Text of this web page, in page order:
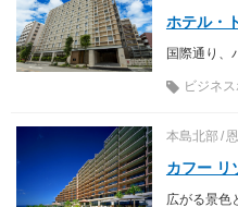
ホテル・
ビジネ
本島北部
カフー リ